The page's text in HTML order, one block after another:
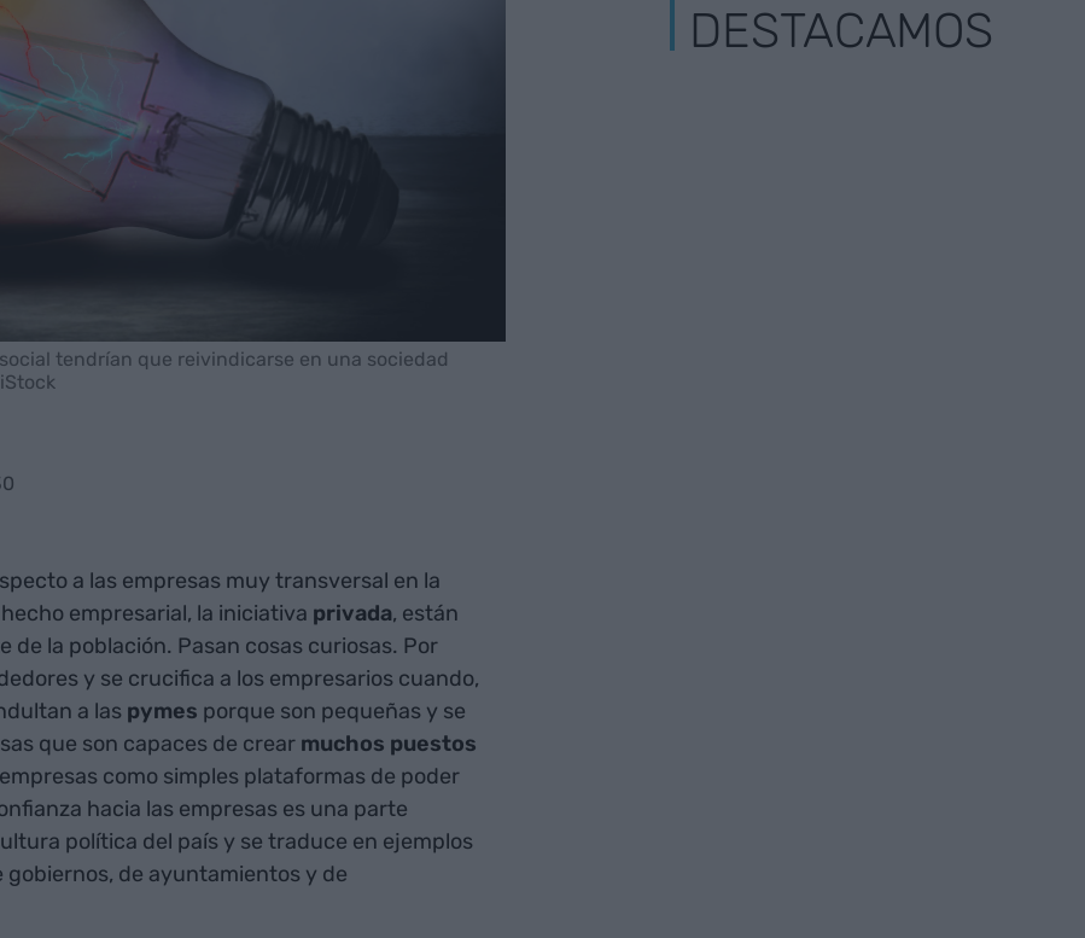
tendrían que reivindicarse en una sociedad
a las empresas muy transversal en la
empresarial, la iniciativa privada, están
la población. Pasan cosas curiosas. Por
y se crucifica a los empresarios cuando,
a las pymes porque son pequeñas y se
que son capaces de crear muchos puestos
como simples plataformas de poder
hacia las empresas es una parte
política del país y se traduce en ejemplos
de ayuntamientos y de
DESTACAMOS